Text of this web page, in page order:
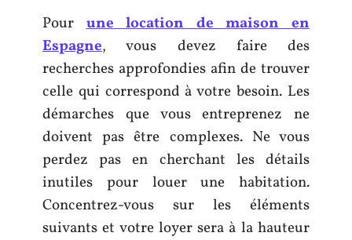
Pourune locationdemaison en
Espagne, vous devez faire des
recherches approfondies afin de trouver
celle qui correspond à votre besoin. Les
démarches que vous entreprenez ne
doivent pas être complexes. Ne vous
perdez pas en cherchant les détails
inutiles pour louer une habitation.
Concentrez-vous sur les éléments
suivants et votre loyer sera à la hauteur